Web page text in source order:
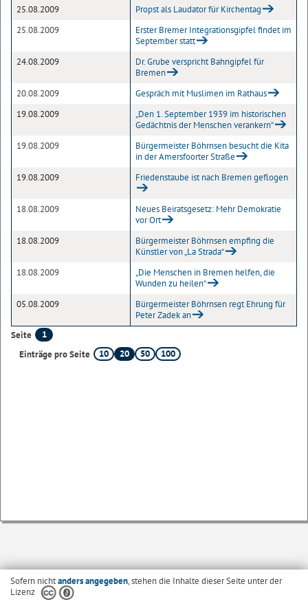
25.08.2009
Propst als Laudator für Kirchentag
25.08.2009
Erster Bremer Integrationsgipfel findet im
September statt
24.08.2009
Dr. Grube verspricht Bahngipfel für
Bremen
20.08.2009
Gespräch mit Muslimen im Rathaus
19.08.2009
„Den 1. September 1939 im historischen
Gedächtnis der Menschen verankern“
19.08.2009
Bürgermeister Böhrnsen besucht die Kita
in der Amersfoorter Straße
19.08.2009
Friedenstaube ist nach Bremen geflogen
18.08.2009
Neues Beiratsgesetz: Mehr Demokratie
vor Ort
18.08.2009
Bürgermeister Böhrnsen empfing die
Künstler von „La Strada“
18.08.2009
„Die Menschen in Bremen helfen, die
Wunden zu heilen“
05.08.2009
Bürgermeister Böhrnsen regt Ehrung für
Peter Zadek an
Seite
1
Einträge pro Seite
10 20 50 100
Sofern nichtanders angegeben, stehen die Inhalte dieser Seite unter der
Lizenz